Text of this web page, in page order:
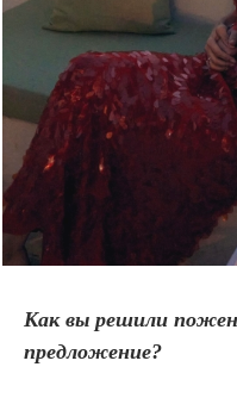
Как вы решили
предложение?